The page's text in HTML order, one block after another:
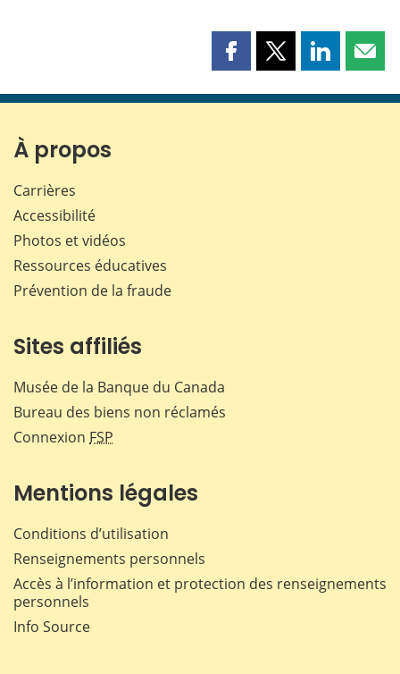
Partager
page
Partager
page
Partager
page page
À propos
Carrières
Accessibilité
Photos et vidéos
Ressources éducatives
Prévention de la fraude
Sites affiliés
Musée de la Banque du Canada
Bureau des biens non réclamés
Connexion FSP
Mentions légales
Conditions d’utilisation
Renseignements personnels
Accès à l’information et protection des renseignements
personnels
Info Source